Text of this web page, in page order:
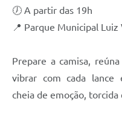
🕖 A partir das 19h
📍 Parque Municipal
Prepare a camisa,
vibrar com cada lance
cheia de emoção,